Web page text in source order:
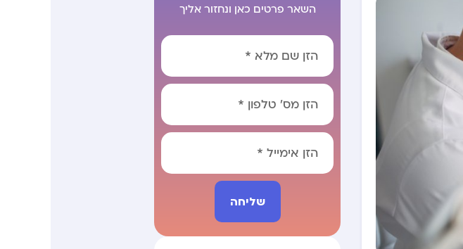
השאר פרטים כאן ונחזור אליך
שליחה